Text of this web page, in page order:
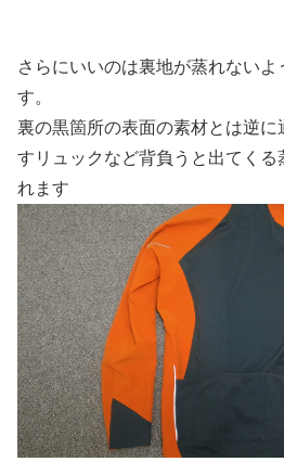
さらにいいのは裏地が蒸れない
す。
裏の黒箇所の表面の素材とは逆に
すリュックなど背負うと出てくる
れます